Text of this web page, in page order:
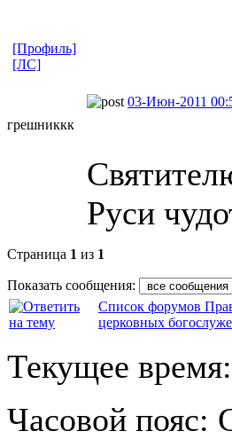
[Профиль]
[ЛС]
грешниккк
03-Июн-2011
Руси
Страница 1 из 1
Показать сообщения:
Список форумов
церковных
Текущее время:
Часовой пояс: